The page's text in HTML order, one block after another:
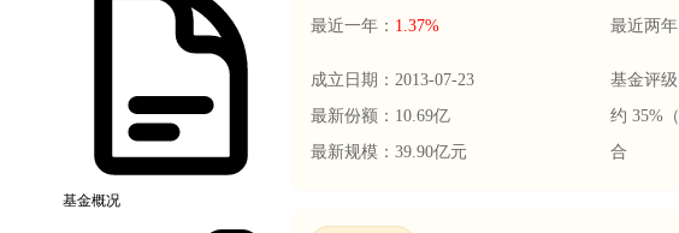
基金概况
最近一年： 1.37% 最近两年
成立日期： 2013-07-23
最新份额： 10.69亿
最新规模： 39.90亿元
基金评级
约 35%
合